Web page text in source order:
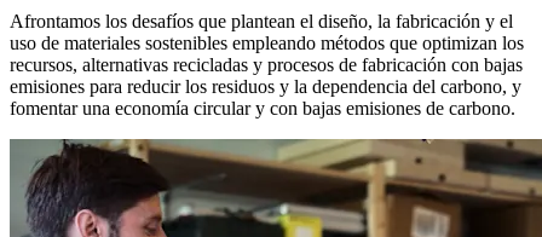
Afrontamos los desafíos que plantean el diseño, la fabricación y el
uso de materiales sostenibles empleando métodos que optimizan los
recursos, alternativas recicladas y procesos de fabricación con bajas
emisiones para reducir los residuos y la dependencia del carbono, y
fomentar una economía circular y con bajas emisiones de carbono.